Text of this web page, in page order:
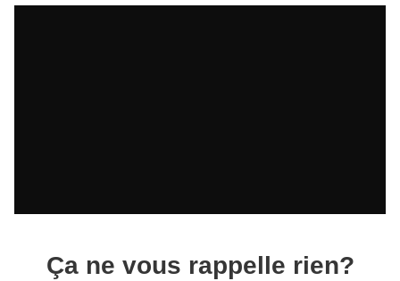
Ça ne vous rappelle rien?